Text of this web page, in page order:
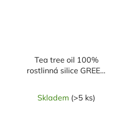
Tea tree oil 100%
rostlinná silice GREEN
Skladem (>5 ks)